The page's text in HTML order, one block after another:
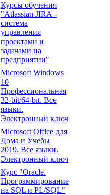
Курсы обучения
"Atlassian JIRA -
система
управления
проектами и
задачами на
предприятии"
Microsoft Windows
10
Профессиональная
32-bit/64-bit. Все
языки.
Электронный ключ
Microsoft Office для
Дома и Учебы
2019. Все языки.
Электронный ключ
Курс "Oracle.
Программирование
на SQL и PL/SQL"